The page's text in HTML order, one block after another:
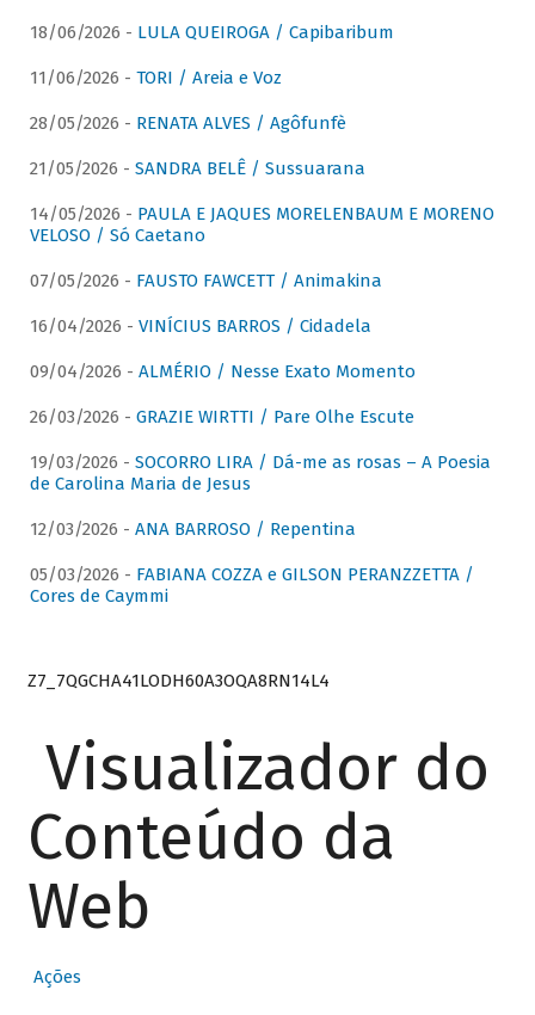
18/06/2026 - LULA QUEIROGA / Capibaribum
11/06/2026 - TORI / Areia e Voz
28/05/2026 - RENATA ALVES / Agôfunfè
21/05/2026 - SANDRA BELÊ / Sussuarana
14/05/2026 - PAULA E JAQUES MORELENBAUM E MORENO
VELOSO / Só Caetano
07/05/2026 - FAUSTO FAWCETT / Animakina
16/04/2026 - VINÍCIUS BARROS / Cidadela
09/04/2026 - ALMÉRIO / Nesse Exato Momento
26/03/2026 - GRAZIE WIRTTI / Pare Olhe Escute
19/03/2026 - SOCORRO LIRA / Dá-me as rosas – A Poesia
de Carolina Maria de Jesus
12/03/2026 - ANA BARROSO / Repentina
05/03/2026 - FABIANA COZZA e GILSON PERANZZETTA /
Cores de Caymmi
Z7_7QGCHA41LODH60A3OQA8RN14L4
Visualizador do
Conteúdo da
Web
Ações